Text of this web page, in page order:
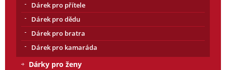
Dárek pro přítele
Dárek pro dědu
Dárek pro bratra
Dárek pro kamaráda
Dárky pro ženy